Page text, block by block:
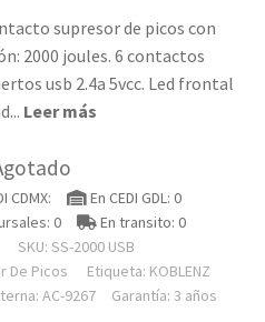
supresor de picos con
2000 joules. 6 contactos
usb 2.4a 5vcc. Led frontal
... Leer más
CDMX:
En CEDI GDL: 0
0
En transito: 0
SKU: SS-2000 USB
De Picos Etiqueta: KOBLENZ
AC-9267 Garantía: 3 años